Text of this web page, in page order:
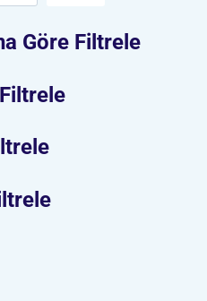
Göre Filtrele